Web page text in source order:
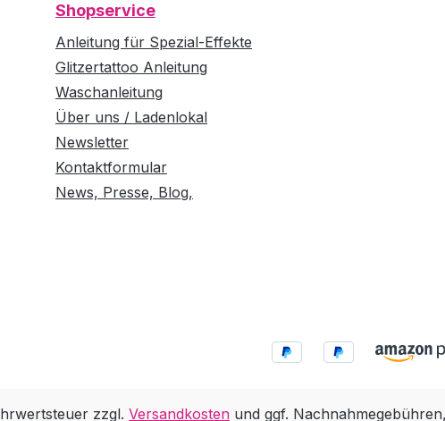
Shopservice
Anleitung für Spezial-Effekte
Glitzertattoo Anleitung
Waschanleitung
Über uns / Ladenlokal
Newsletter
Kontaktformular
News, Presse, Blog,
zzgl. Versandkosten und ggf.